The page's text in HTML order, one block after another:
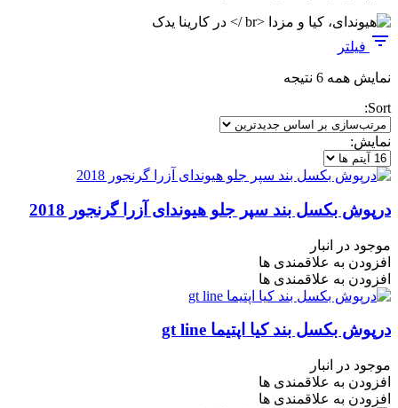
فیلتر
نمایش همه 6 نتیجه
جدیدترین
Sort:
نمایش:
درپوش بکسل بند سپر جلو هیوندای آزرا گرنجور 2018
موجود در انبار
افزودن به علاقمندی ها
افزودن به علاقمندی ها
درپوش بکسل بند کیا اپتیما gt line
موجود در انبار
افزودن به علاقمندی ها
افزودن به علاقمندی ها